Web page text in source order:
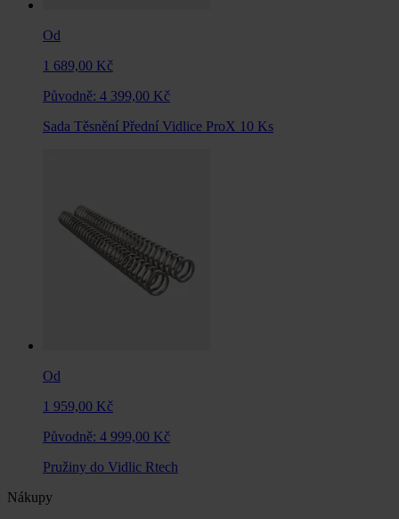
Od
1 689,00 Kč
Původně: 4 399,00 Kč
Sada Těsnění Přední Vidlice ProX 10 Ks
Od
1 959,00 Kč
Původně: 4 999,00 Kč
Pružiny do Vidlic Rtech
Nákupy